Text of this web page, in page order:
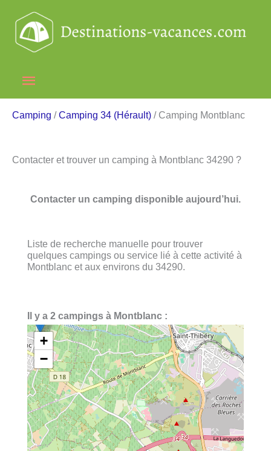
contenu
Menu
principal
Camping /Camping 34 (Hérault) / Camping Montblanc
Contacter et trouver un camping à Montblanc 34290 ?
Contacter un camping disponible aujourd’hui.
Liste de recherche manuelle pour trouver
quelques campings ou service lié à cette activité à
Montblanc et aux environs du 34290.
Il y a 2 campings à Montblanc :
+
−